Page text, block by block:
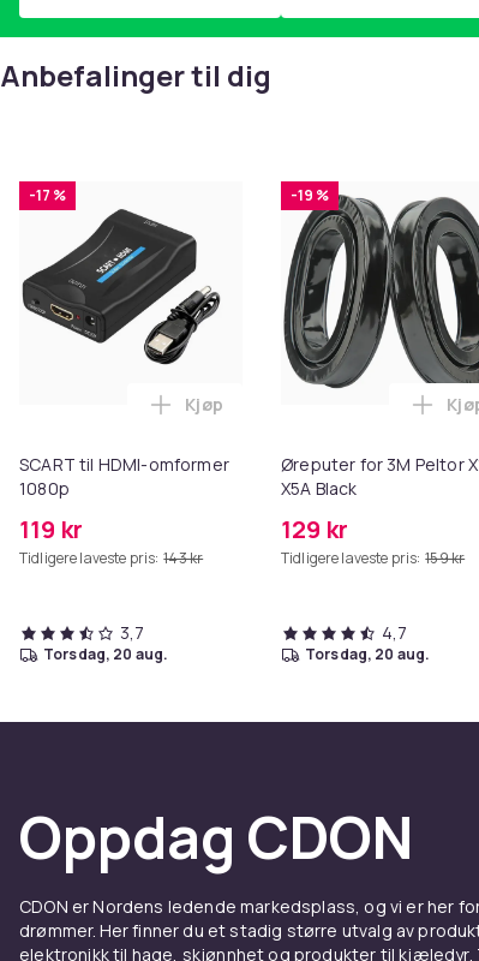
Anbefalinger til dig
-17 %
SCART til HDMI-omformer
1080p
119 kr
Tidligere laveste pris: 143 kr
Legg SCART til HDMI-omformer
Kjøp
3,7
torsdag, 20 aug.
-19 %
Øreputer for 3M Peltor
X5A Black
129 kr
Tidligere laveste pris: 159 kr
4,7
torsdag, 20 aug.
Oppdag CDON
CDON er Nordens ledende markedsplass, og vi er her
drømmer. Her finner du et stadig større utvalg av
elektronikk til hage, skjønnhet og produkter til